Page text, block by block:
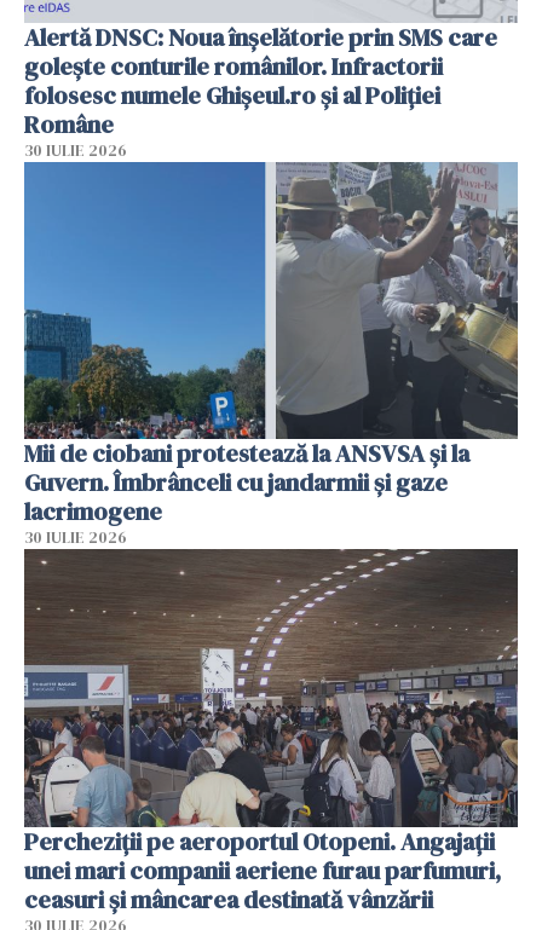
Alertă DNSC: Noua înșelătorie prin SMS care
golește conturile românilor. Infractorii
folosesc numele Ghișeul.ro și al Poliției
Române
30 IULIE 2026
Mii de ciobani protestează la ANSVSA și la
Guvern. Îmbrânceli cu jandarmii și gaze
lacrimogene
30 IULIE 2026
Percheziții pe aeroportul Otopeni. Angajații
unei mari companii aeriene furau parfumuri,
ceasuri și mâncarea destinată vânzării
30 IULIE 2026